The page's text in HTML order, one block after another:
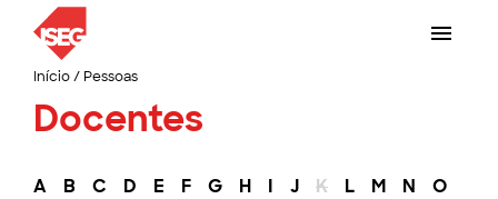
Início/ Pessoas
Docentes
A B C D E F G H I J K L M N O